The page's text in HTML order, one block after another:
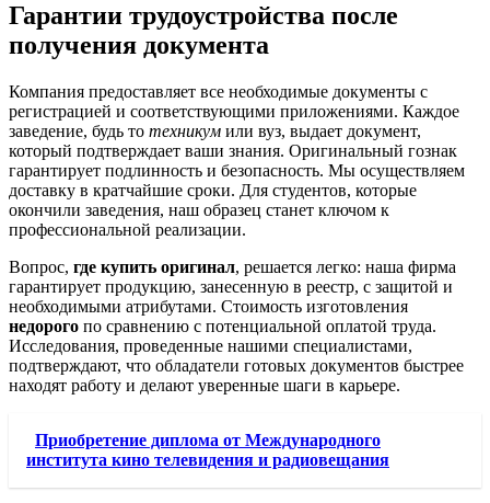
Гарантии трудоустройства после
получения документа
Компания предоставляет все необходимые документы с
регистрацией и соответствующими приложениями. Каждое
заведение, будь то техникум или вуз, выдает документ,
который подтверждает ваши знания. Оригинальный гознак
гарантирует подлинность и безопасность. Мы осуществляем
доставку в кратчайшие сроки. Для студентов, которые
окончили заведения, наш образец станет ключом к
профессиональной реализации.
Вопрос, где купить оригинал, решается легко: наша фирма
гарантирует продукцию, занесенную в реестр, с защитой и
необходимыми атрибутами. Стоимость изготовления
недорого по сравнению с потенциальной оплатой труда.
Исследования, проведенные нашими специалистами,
подтверждают, что обладатели готовых документов быстрее
находят работу и делают уверенные шаги в карьере.
Приобретение диплома от Международного
института кино телевидения и радиовещания